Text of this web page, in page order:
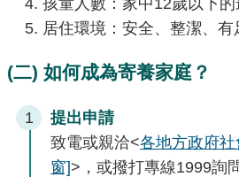
居住環境：安全、整潔、有
(二) 如何成為寄養家庭？
1
提出申請
致電或親洽<各地方政府
窗]>，或撥打專線1999詢問